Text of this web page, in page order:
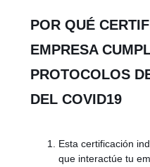
POR QUÉ
EMPRESA
PROTOCOLOS
DEL COVID19
Esta certificación
que interactúe tu